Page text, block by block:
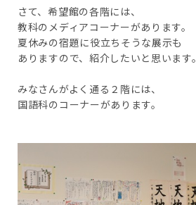
さて、希望館の各階には、
教科のメディアコーナーがあります。
夏休みの宿題に役立ちそうな展示も
ありますので、紹介したいと思います。
みなさんがよく通る２階には、
国語科のコーナーがあります。